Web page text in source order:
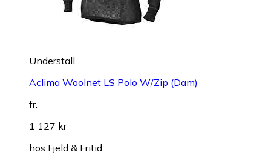
Underställ
Aclima Woolnet LS Polo W/Zip (Dam)
fr.
1 127 kr
hos Fjeld & Fritid